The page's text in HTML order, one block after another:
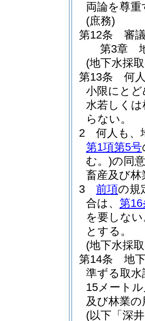
両論を尊
(庶務)
第12条
審
第3章
(地下水採
第13条
何
小限にと
水若しく
らない。
2
何人も、
第1項第5号
む。)の同
畜産及び
3
前項の規
合は、 第
を要しな
とする。
(地下水採
第14条
地
準ずる取
15メート
及び林業
(以下「深